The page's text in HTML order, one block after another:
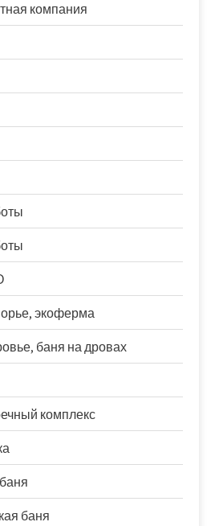
компания
экоферма
баня на дровах
комплекс
баня